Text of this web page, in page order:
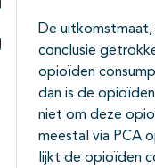
Subpagina's open- en
Subpagina's open- en
De uitkomstmaat,
conclusie
opioïden
dan is de
niet om deze
meestal via PCA
lijkt de opioïden